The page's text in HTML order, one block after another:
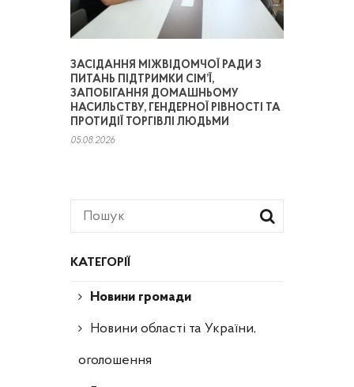
КАТЕГОРІЇ
Новини громади
Новини області та України,
оголошення
ЗАСІДАННЯ МІЖВІДОМЧОЇ РАДИ З
ПИТАНЬ ПІДТРИМКИ СІМ’Ї,
ЗАПОБІГАННЯ ДОМАШНЬОМУ
НАСИЛЬСТВУ, ГЕНДЕРНОЇ РІВНОСТІ ТА
ПРОТИДІЇ ТОРГІВЛІ ЛЮДЬМИ
05.08.2026